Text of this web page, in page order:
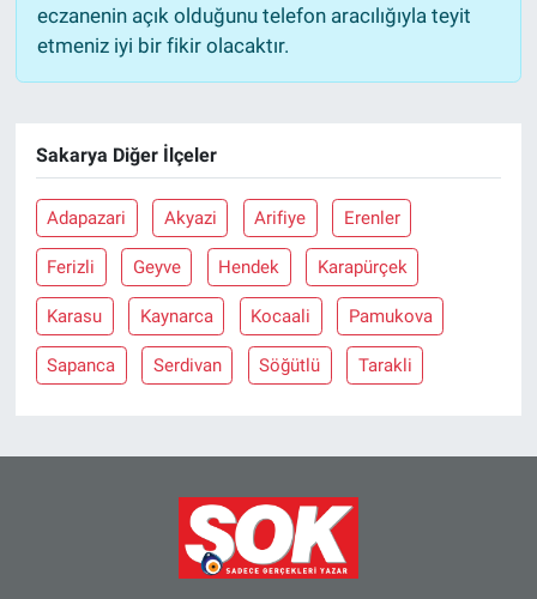
eczanenin açık olduğunu telefon aracılığıyla teyit
etmeniz iyi bir fikir olacaktır.
Sakarya Diğer İlçeler
Adapazari Akyazi Arifiye Erenler
Ferizli Geyve Hendek Karapürçek
Karasu Kaynarca Kocaali Pamukova
Sapanca Serdivan Söğütlü Tarakli